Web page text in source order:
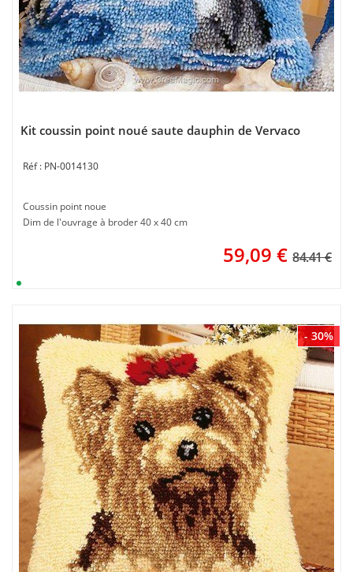
Kit coussin point noué saute dauphin de Vervaco
PN-0014130
Coussin point noue
Dim de l'ouvrage à broder 40 x 40 cm
59,09 € 84.41 €
- 30%